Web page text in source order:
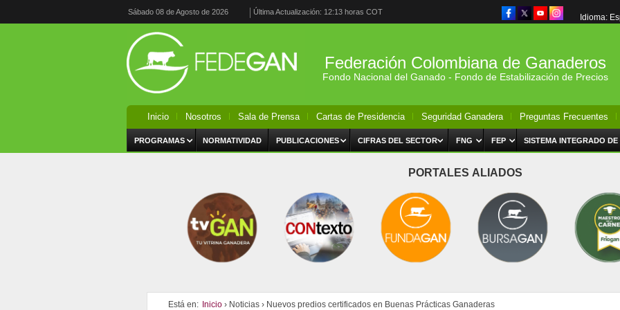
Sábado 08 de Agosto de 2026 Última Actualización: 12:13 horas COT
Idioma:
Federación Colombiana de Ganaderos
Fondo Nacional del Ganado - Fondo de Estabilización de Precios
Inicio Nosotros Sala de Prensa Cartas de Presidencia Seguridad Ganadera Preguntas Frecuentes
PROGRAMAS NORMATIVIDAD PUBLICACIONES CIFRAS DEL SECTOR FNG FEP SISTEMA INTEGRADO DE
PORTALES ALIADOS
Está en: Inicio › Noticias › Nuevos predios certificados en Buenas Prácticas Ganaderas